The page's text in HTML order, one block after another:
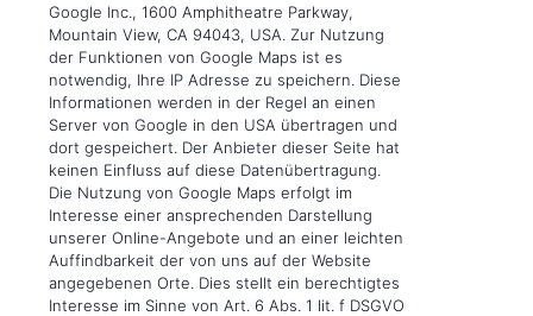
Google Inc., 1600 Amphitheatre Parkway,
Mountain View, CA 94043, USA. Zur Nutzung
der Funktionen von Google Maps ist es
notwendig, Ihre IP Adresse zu speichern. Diese
Informationen werden in der Regel an einen
Server von Google in den USA übertragen und
dort gespeichert. Der Anbieter dieser Seite hat
keinen Einfluss auf diese Datenübertragung.
Die Nutzung von Google Maps erfolgt im
Interesse einer ansprechenden Darstellung
unserer Online-Angebote und an einer leichten
Auffindbarkeit der von uns auf der Website
angegebenen Orte. Dies stellt ein berechtigtes
Interesse im Sinne von Art. 6 Abs. 1 lit. f DSGVO